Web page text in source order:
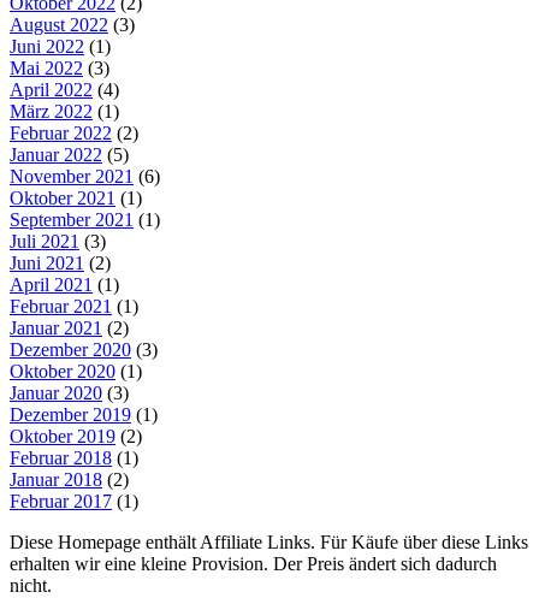
August 2022 (3)
Juni 2022 (1)
Mai 2022 (3)
April 2022 (4)
März 2022 (1)
Februar 2022 (2)
Januar 2022 (5)
November 2021 (6)
Oktober 2021 (1)
September 2021 (1)
Juli 2021 (3)
Juni 2021 (2)
April 2021 (1)
Februar 2021 (1)
Januar 2021 (2)
Dezember 2020 (3)
Oktober 2020 (1)
Januar 2020 (3)
Dezember 2019 (1)
Oktober 2019 (2)
Februar 2018 (1)
Januar 2018 (2)
Februar 2017 (1)
Diese Homepage enthält Affiliate Links. Für Käufe über diese Links
erhalten wir eine kleine Provision. Der Preis ändert sich dadurch
nicht.